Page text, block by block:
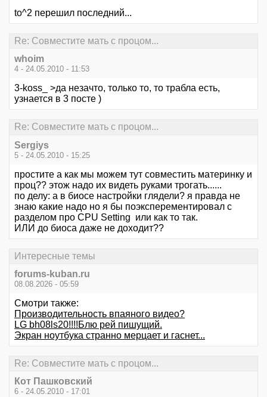
to^2 перешил последний...
Re: Совместите мать с процом...
whoim
4 - 24.05.2010 - 11:53
3-koss_ >да незачто, только то, то трабла есть,
узнается в 3 посте )
Re: Совместите мать с процом...
Sergiys
5 - 24.05.2010 - 15:25
простите а как мы можем тут совместить материнку и
проц?? этож надо их видеть руками трогать......
по делу: а в биосе настройки глядели? я правда не
знаю какие надо но я бы поэксперементировал с
разделом про CPU Setting или как то так.
ИЛИ до биоса даже не доходит??
Интересные темы
forums-kuban.ru
08.08.2026 - 05:59
Смотри также:
Производительность впаяного видео?
LG bh08ls20!!!!Блю рей пишущий.
Экран ноутбука странно мерцает и гаснет...
Re: Совместите мать с процом...
Кот Пашковский
6 - 24.05.2010 - 17:01